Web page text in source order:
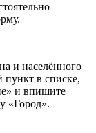
и населённого
в списке,
и впишите
«Город».